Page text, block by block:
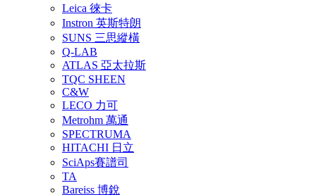
Leica 徠卡
Instron 英斯特朗
SUNS 三思縱橫
Q-LAB
ATLAS 亞太拉斯
TQC SHEEN
C&W
LECO 力可
Metrohm 萬通
SPECTRUMA
HITACHI 日立
SciAps賽譜司
TA
Bareiss 博銳